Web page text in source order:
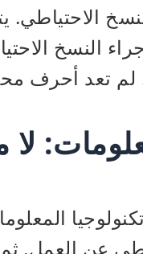
الاحتياطي.
النسخ
لم تعد أحرف
لا
عن العمل.